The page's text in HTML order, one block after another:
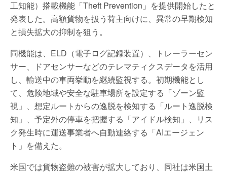
工知能）搭載機能「Theft Prevention」を提供開始したと
発表した。高額貨物を扱う荷主向けに、異常の早期検知
と損失拡大の抑制を狙う。
同機能は、ELD（電子ログ記録装置）、トレーラーセン
サー、ドアセンサーなどのテレマティクスデータを活用
し、輸送中の車両挙動を継続監視する。初期機能とし
て、危険地域や安全な駐車場所を設定する「ゾーン監
視」、想定ルートからの逸脱を検知する「ルート逸脱検
知」、予定外の停車を把握する「アイドル検知」、リス
ク発生時に運送事業者へ自動連絡する「AIエージェン
ト」を備えた。
米国では貨物盗難の被害が拡大しており、同社は米国土